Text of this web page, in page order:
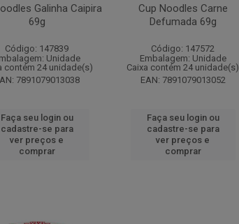
Galinha Caipira
69g
Código: 147839
Unidade
contém 24 unidade(s)
7891079013038
Faça seu login ou
cadastre-se para
ver preços e
comprar
Cup Noodles Carne
Defumada 69g
Código: 147572
Embalagem: Unidade
Caixa contém 24 unidade(s)
EAN: 7891079013052
Faça seu login ou
cadastre-se para
ver preços e
comprar